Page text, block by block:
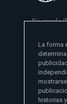
No puedo
- Madre
La forma
historias